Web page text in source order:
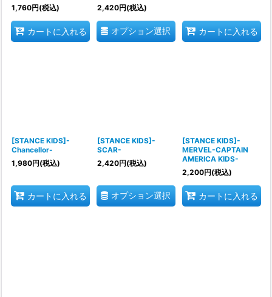
1,760円(税込)
カートに入れる
2,420円(税込)
オプション選択 カートに入れる
[STANCE KIDS]-
Chancellor-
1,980円(税込)
カートに入れる
[STANCE KIDS]-
SCAR-
2,420円(税込)
オプション選択
[STANCE KIDS]-
MERVEL-CAPTAIN
AMERICA KIDS-
2,200円(税込)
カートに入れる